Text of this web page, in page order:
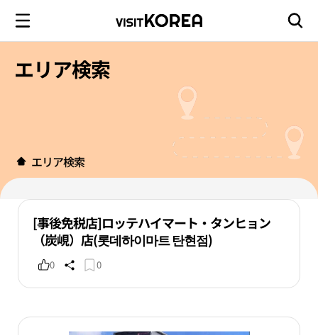
エリア検索
エリア検索
[事後免税店]ロッテハイマート・タンヒョン
（炭峴）店(롯데하이마트 탄현점)
0 0